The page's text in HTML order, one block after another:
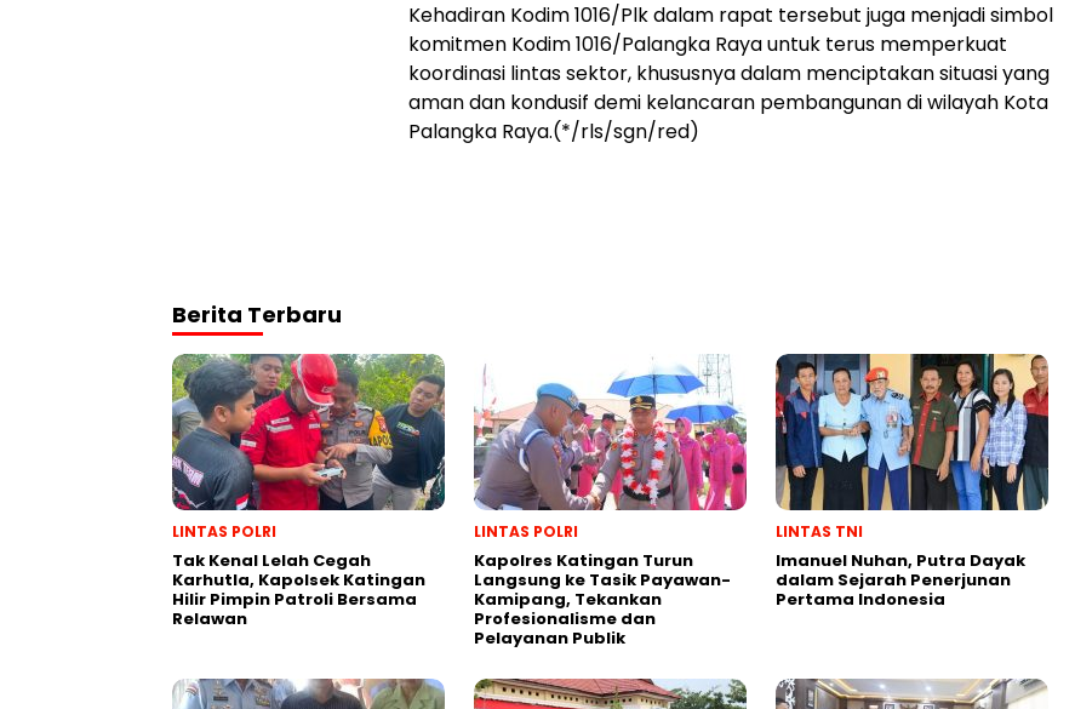
Kehadiran Kodim 1016/Plk dalam rapat tersebut juga menjadi simbol
komitmen Kodim 1016/Palangka Raya untuk terus memperkuat
koordinasi lintas sektor, khususnya dalam menciptakan situasi yang
aman dan kondusif demi kelancaran pembangunan di wilayah Kota
Palangka Raya.(*/rls/sgn/red)
Berita Terbaru
LINTAS POLRI
Tak Kenal Lelah Cegah
Karhutla, Kapolsek Katingan
Hilir Pimpin Patroli Bersama
Relawan
LINTAS POLRI
Kapolres Katingan Turun
Langsung ke Tasik Payawan-
Kamipang, Tekankan
Profesionalisme dan
Pelayanan Publik
LINTAS TNI
Imanuel Nuhan, Putra Dayak
dalam Sejarah Penerjunan
Pertama Indonesia